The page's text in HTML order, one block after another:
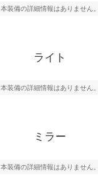
本装備の詳細情報はありません。
ライト
本装備の詳細情報はありません。
ミラー
本装備の詳細情報はありません。